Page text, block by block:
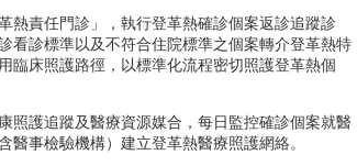
熱責任門診」，執行登革熱確診個案返診追蹤診
看診標準以及不符合住院標準之個案轉介登革熱特
臨床照護路徑，以標準化流程密切照護登革熱個
照護追蹤及醫療資源媒合，每日監控確診個案就醫
事檢驗機構）建立登革熱醫療照護網絡。